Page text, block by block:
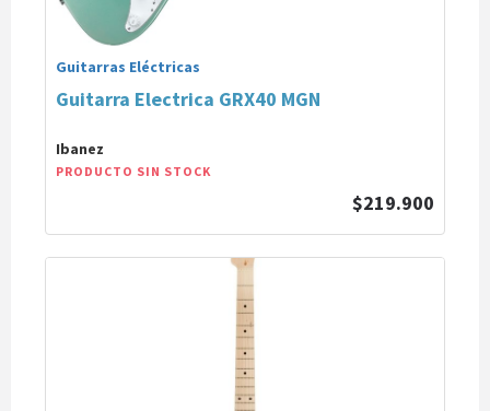
Guitarras Eléctricas
Guitarra Electrica GRX40 MGN
Ibanez
PRODUCTO SIN STOCK
$219.900